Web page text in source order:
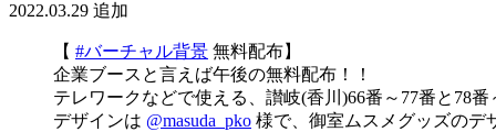
2022.03.29 追加
【 #バーチャル背景 無料配布】
企業ブースと言えば午後の無料配布！！
テレワークなどで使える、讃岐(香川)66番～77番と78
デザインは @masuda_pko 様で、御室ムスメグッズのデ